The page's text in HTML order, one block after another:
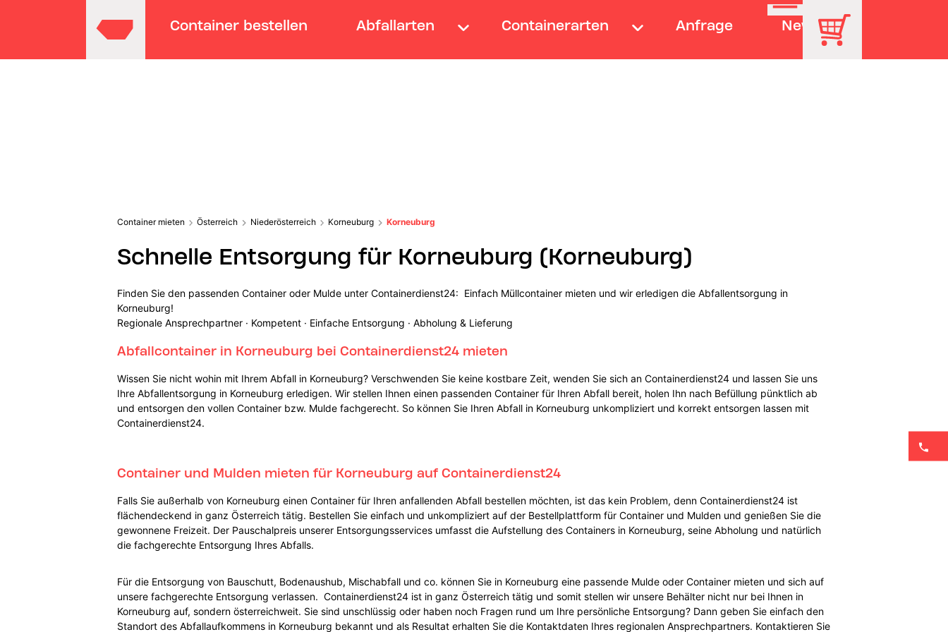
Container bestellen Abfallarten Containerarten Anfrage News
Container mieten Österreich Niederösterreich Korneuburg Korneuburg
Schnelle Entsorgung für Korneuburg (Korneuburg)
Finden Sie den passenden Container oder Mulde unter Containerdienst24: Einfach Müllcontainer mieten und wir erledigen die Abfallentsorgung in
Korneuburg!
Regionale Ansprechpartner · Kompetent · Einfache Entsorgung · Abholung & Lieferung
Abfallcontainer in Korneuburg bei Containerdienst24 mieten
Wissen Sie nicht wohin mit Ihrem Abfall in Korneuburg? Verschwenden Sie keine kostbare Zeit, wenden Sie sich an Containerdienst24 und lassen Sie uns
Ihre Abfallentsorgung in Korneuburg erledigen. Wir stellen Ihnen einen passenden Container für Ihren Abfall bereit, holen Ihn nach Befüllung pünktlich ab
und entsorgen den vollen Container bzw. Mulde fachgerecht. So können Sie Ihren Abfall in Korneuburg unkompliziert und korrekt entsorgen lassen mit
Containerdienst24.
Container und Mulden mieten für Korneuburg auf Containerdienst24
Falls Sie außerhalb von Korneuburg einen Container für Ihren anfallenden Abfall bestellen möchten, ist das kein Problem, denn Containerdienst24 ist
flächendeckend in ganz Österreich tätig. Bestellen Sie einfach und unkompliziert auf der Bestellplattform für Container und Mulden und genießen Sie die
gewonnene Freizeit. Der Pauschalpreis unserer Entsorgungsservices umfasst die Aufstellung des Containers in Korneuburg, seine Abholung und natürlich
die fachgerechte Entsorgung Ihres Abfalls.
Für die Entsorgung von Bauschutt, Bodenaushub, Mischabfall und co. können Sie in Korneuburg eine passende Mulde oder Container mieten und sich auf
unsere fachgerechte Entsorgung verlassen. Containerdienst24 ist in ganz Österreich tätig und somit stellen wir unsere Behälter nicht nur bei Ihnen in
Korneuburg auf, sondern österreichweit. Sie sind unschlüssig oder haben noch Fragen rund um Ihre persönliche Entsorgung? Dann geben Sie einfach den
Standort des Abfallaufkommens in Korneuburg bekannt und als Resultat erhalten Sie die Kontaktdaten Ihres regionalen Ansprechpartners. Kontaktieren Sie